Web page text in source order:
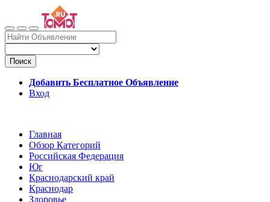
Поиск
Добавить Бесплатное Объявление
Вход
Главная
Обзор Категорий
Российская Федерация
Юг
Краснодарский край
Краснодар
Здоровье